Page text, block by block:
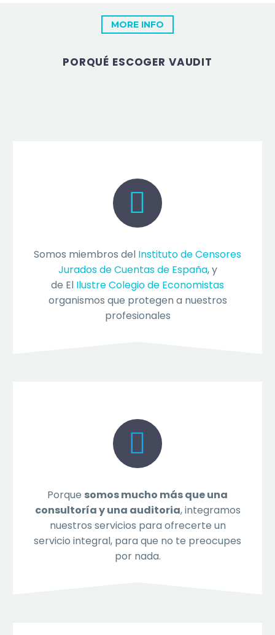
MORE INFO
PORQUÉ ESCOGER VAUDIT


Somos miembros del Instituto de Censores
Jurados de Cuentas de España, y
de El Ilustre Colegio de Economistas
organismos que protegen a nuestros
profesionales


Porque somos mucho más que una
consultoría y una auditoria, integramos
nuestros servicios para ofrecerte un
servicio integral, para que no te preocupes
por nada.